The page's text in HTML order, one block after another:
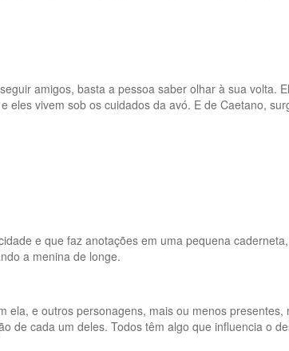
amigos, basta a pessoa saber olhar à sua volta.
vivem sob os cuidados da avó. E de Caetano,
e que faz anotações em uma pequena
a menina de longe.
e outros personagens, mais ou menos
de cada um deles. Todos têm algo que influencia o